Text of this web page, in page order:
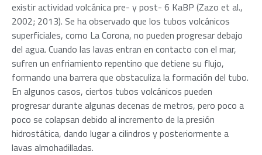
existir actividad volcánica pre- y post- 6 KaBP (Zazo et al.,
2002; 2013). Se ha observado que los tubos volcánicos
superficiales, como La Corona, no pueden progresar debajo
del agua. Cuando las lavas entran en contacto con el mar,
sufren un enfriamiento repentino que detiene su flujo,
formando una barrera que obstaculiza la formación del tubo.
En algunos casos, ciertos tubos volcánicos pueden
progresar durante algunas decenas de metros, pero poco a
poco se colapsan debido al incremento de la presión
hidrostática, dando lugar a cilindros y posteriormente a
lavas almohadilladas.